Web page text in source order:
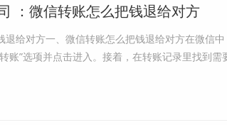
：微信转账怎么把钱退给对方
退给对方一、微信转账怎么把钱退给对方在微信
账”选项并点击进入。接着，在转账记录里找到